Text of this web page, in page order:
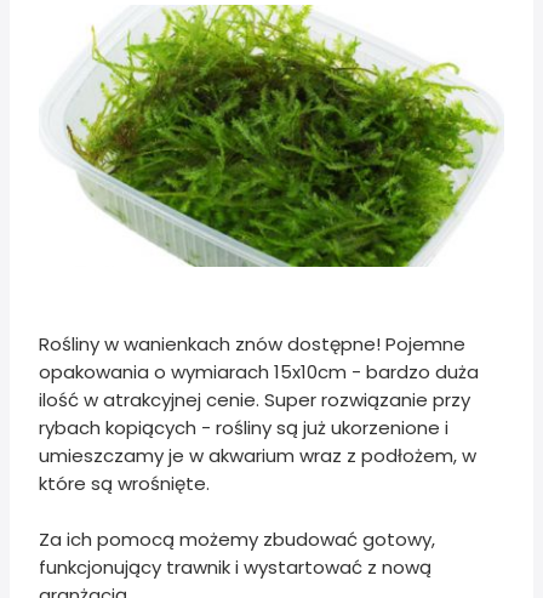
Rośliny w wanienkach znów dostępne! Pojemne
opakowania o wymiarach 15x10cm - bardzo duża
ilość w atrakcyjnej cenie. Super rozwiązanie przy
rybach kopiących - rośliny są już ukorzenione i
umieszczamy je w akwarium wraz z podłożem, w
które są wrośnięte.
Za ich pomocą możemy zbudować gotowy,
funkcjonujący trawnik i wystartować z nową